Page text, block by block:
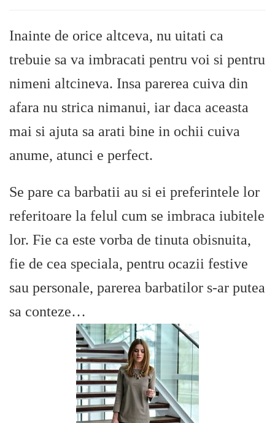
Inainte de orice altceva, nu uitati ca
trebuie sa va imbracati pentru voi si pentru
nimeni altcineva. Insa parerea cuiva din
afara nu strica nimanui, iar daca aceasta
mai si ajuta sa arati bine in ochii cuiva
anume, atunci e perfect.
Se pare ca barbatii au si ei preferintele lor
referitoare la felul cum se imbraca iubitele
lor. Fie ca este vorba de tinuta obisnuita,
fie de cea speciala, pentru ocazii festive
sau personale, parerea barbatilor s-ar putea
sa conteze…